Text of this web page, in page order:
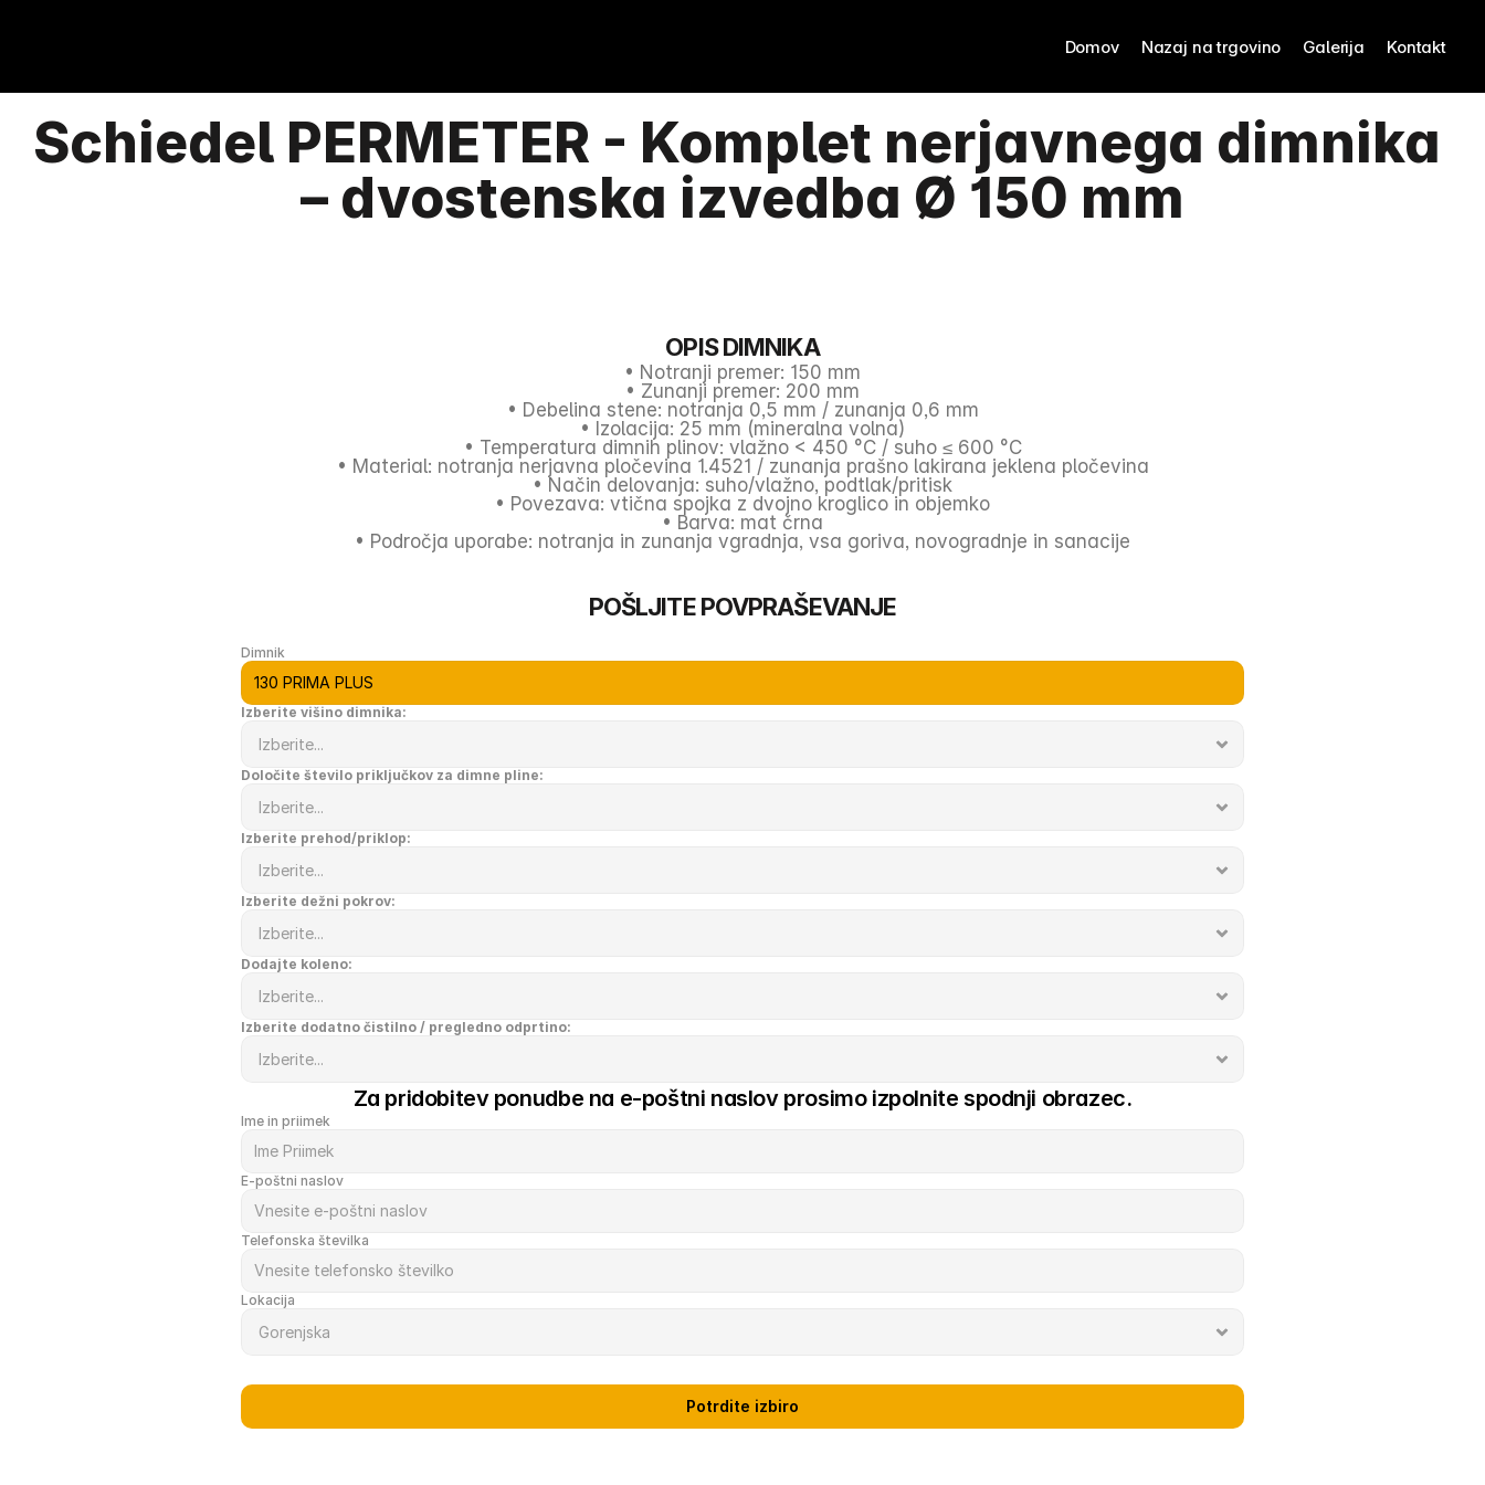
Domov Nazaj na trgovino Galerija Kontakt
Schiedel PERMETER - Komplet nerjavnega dimnika
– dvostenska izvedba Ø 150 mm
OPIS DIMNIKA
• Notranji premer: 150 mm
• Zunanji premer: 200 mm
• Debelina stene: notranja 0,5 mm / zunanja 0,6 mm
• Izolacija: 25 mm (mineralna volna)
• Temperatura dimnih plinov: vlažno < 450 °C / suho ≤ 600 °C
• Material: notranja nerjavna pločevina 1.4521 / zunanja prašno lakirana jeklena pločevina
• Način delovanja: suho/vlažno, podtlak/pritisk
• Povezava: vtična spojka z dvojno kroglico in objemko
• Barva: mat črna
• Področja uporabe: notranja in zunanja vgradnja, vsa goriva, novogradnje in sanacije
POŠLJITE POVPRAŠEVANJE
Dimnik
Izberite višino dimnika:
Določite število priključkov za dimne pline:
Izberite prehod/priklop:
Izberite dežni pokrov:
Dodajte koleno:
Izberite dodatno čistilno / pregledno odprtino:
Za pridobitev ponudbe na e-poštni naslov prosimo izpolnite spodnji obrazec.
Ime in priimek
E-poštni naslov
Telefonska številka
Lokacija
Potrdite izbiro